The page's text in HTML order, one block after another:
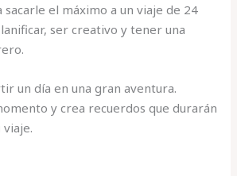
sacarle el máximo a un viaje de 24
ser creativo y tener una
un día en una gran aventura.
y crea recuerdos que durarán
viaje.